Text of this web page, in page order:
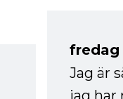
fredag
Jag är